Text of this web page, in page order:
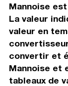
Mannoise
La valeur
valeur en
convertir et
Mannoise et
tableaux de